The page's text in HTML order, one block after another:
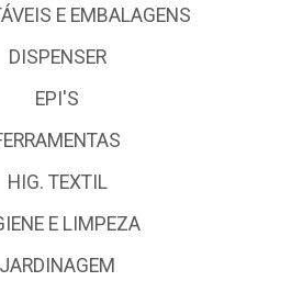
E EMBALAGENS
DISPENSER
EPI'S
HIG. TEXTIL
E LIMPEZA
JARDINAGEM